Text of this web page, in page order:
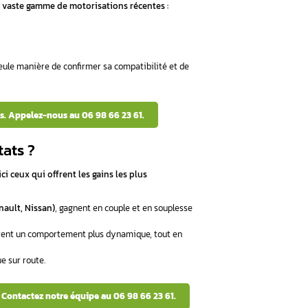
de votre calculateur ? Contactez nos spécialistes au
?
allumage, pression turbo…)
par le constructeur pour préserver la fiabilité
avec une toute nouvelle dynamique !
votre moteur ? Nos experts sont disponibles au 06 98